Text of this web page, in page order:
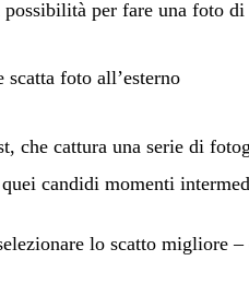
possibilità per fare una foto
scatta foto all’esterno
, che cattura una serie di
candidi momenti
lo scatto migliore –